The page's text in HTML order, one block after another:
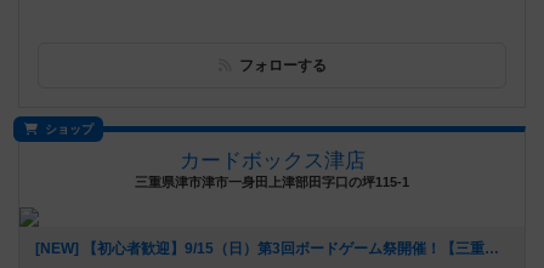
フォローする
ショップ
カードボックス津店
三重県津市津市一身田上津部田字口の坪115-1
[NEW] 【初心者歓迎】9/15（日）第3回ボードゲーム祭開催！【三重県津市】（2019年08月08日 16時22分）